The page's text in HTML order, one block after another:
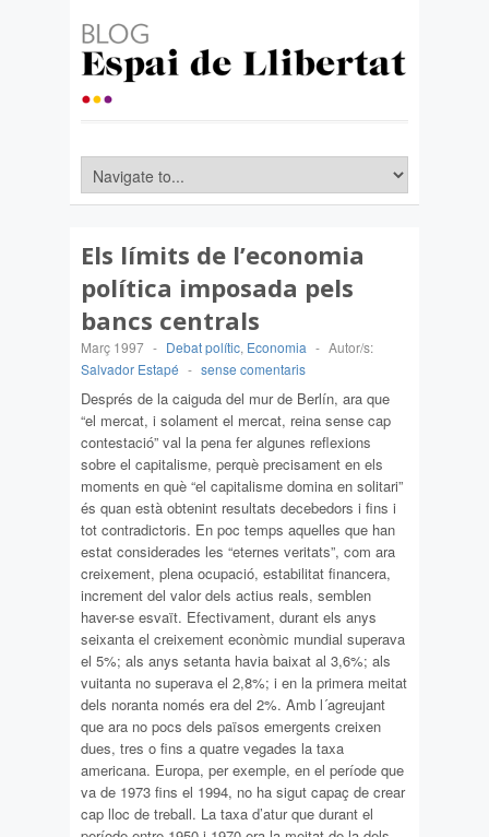
Els límits de l’economia
política imposada pels
bancs centrals
Març 1997 - Debat polític, Economia - Autor/s:
Salvador Estapé - sense comentaris
Després de la caiguda del mur de Berlín, ara que
“el mercat, i solament el mercat, reina sense cap
contestació” val la pena fer algunes reflexions
sobre el capitalisme, perquè precisament en els
moments en què “el capitalisme domina en solitari”
és quan està obtenint resultats decebedors i fins i
tot contradictoris. En poc temps aquelles que han
estat considerades les “eternes veritats”, com ara
creixement, plena ocupació, estabilitat financera,
increment del valor dels actius reals, semblen
haver-se esvaït. Efectivament, durant els anys
seixanta el creixement econòmic mundial superava
el 5%; als anys setanta havia baixat al 3,6%; als
vuitanta no superava el 2,8%; i en la primera meitat
dels noranta només era del 2%. Amb l´agreujant
que ara no pocs dels països emergents creixen
dues, tres o fins a quatre vegades la taxa
americana. Europa, per exemple, en el període que
va de 1973 fins el 1994, no ha sigut capaç de crear
cap lloc de treball. La taxa d’atur que durant el